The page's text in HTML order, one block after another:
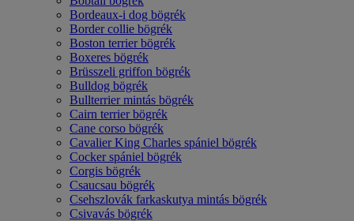
Bordeaux-i dog bögrék
Border collie bögrék
Boston terrier bögrék
Boxeres bögrék
Brüsszeli griffon bögrék
Bulldog bögrék
Bullterrier mintás bögrék
Cairn terrier bögrék
Cane corso bögrék
Cavalier King Charles spániel bögrék
Cocker spániel bögrék
Corgis bögrék
Csaucsau bögrék
Csehszlovák farkaskutya mintás bögrék
Csivavás bögrék